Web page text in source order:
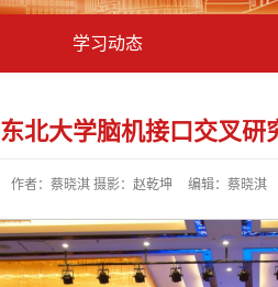
学习动态
东北大学脑机接口交叉研
作者：蔡晓淇 摄影：赵乾坤 编辑：蔡晓淇